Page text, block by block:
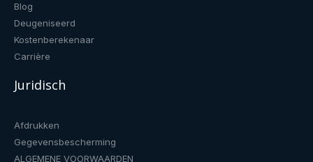
Blog
Deugeniseerd
Kostenberekenaar
Carrière
Juridisch
Afdrukken
Gegevensbescherming
ALGEMENE VOORWAARDEN